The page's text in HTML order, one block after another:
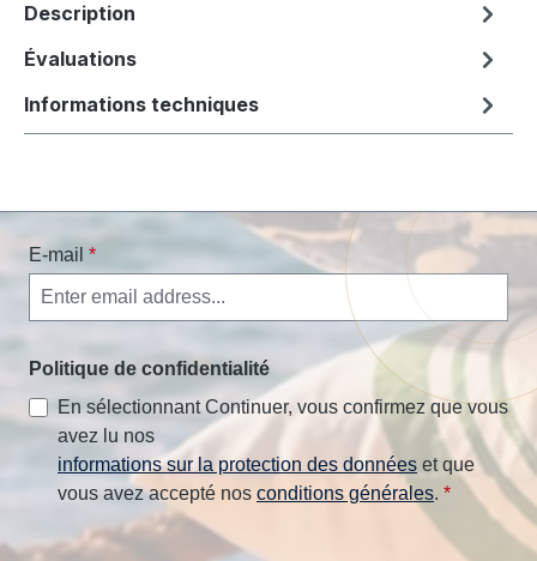
Description
Évaluations
Informations techniques
E-mail *
Politique de confidentialité
En sélectionnant Continuer, vous confirmez que vous
avez lu nos
informations sur la protection des données et que
vous avez accepté nos conditions générales. *